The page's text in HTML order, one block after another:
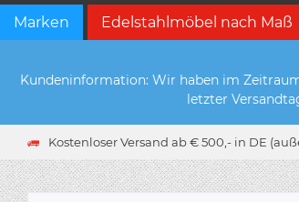
Marken Edelstahlmöbel nach Maß
Kundeninformation: Wir haben im
letzter
Kostenloser Versand ab € 500,- in DE